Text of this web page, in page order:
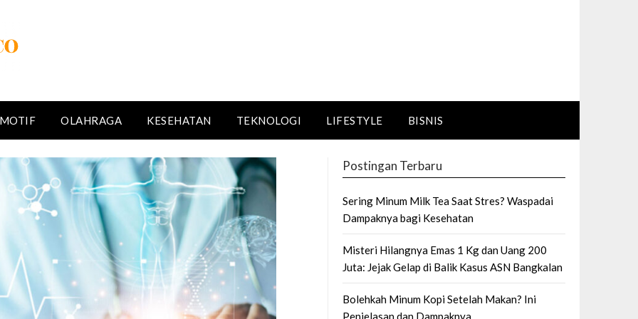
OLAHRAGA KESEHATAN TEKNOLOGI LIFESTYLE BISNIS
Postingan Terbaru
Sering Minum Milk Tea Saat Stres? Waspadai
Dampaknya bagi Kesehatan
Misteri Hilangnya Emas 1 Kg dan Uang 200
Juta: Jejak Gelap di Balik Kasus ASN Bangkalan
Bolehkah Minum Kopi Setelah Makan? Ini
Penjelasan dan Dampaknya